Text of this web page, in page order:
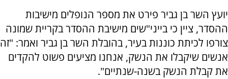
יועץ השר בן גביר פירט את מספר הנופלים מישיבות
ההסדר, ציין כי בייני"שים מישיבת ההסדר בקריית שמונה
צורפו לכיתת כוננות בעיר, בהובלת השר בן גביר ואמר: "זה
אנשים שיקבלו את הנשק, אנחנו מציעים פשוט להקדים
את קבלת הנשק בשנה-שנתיים".